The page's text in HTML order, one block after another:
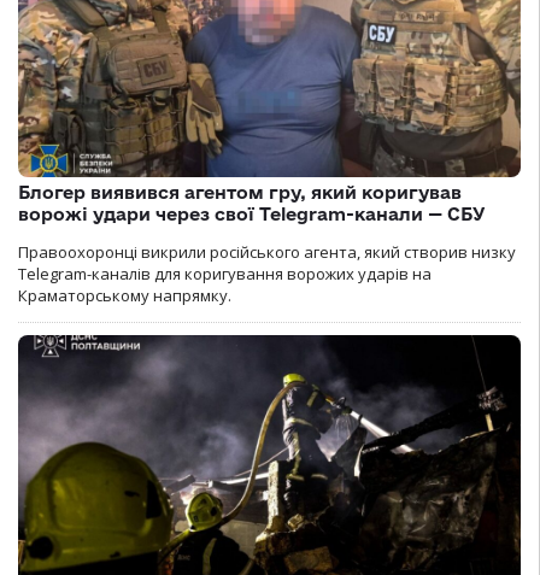
Блогер виявився агентом гру, який коригував
ворожі удари через свої Telegram-канали — СБУ
Правоохоронці викрили російського агента, який створив низку
Telegram-каналів для коригування ворожих ударів на
Краматорському напрямку.